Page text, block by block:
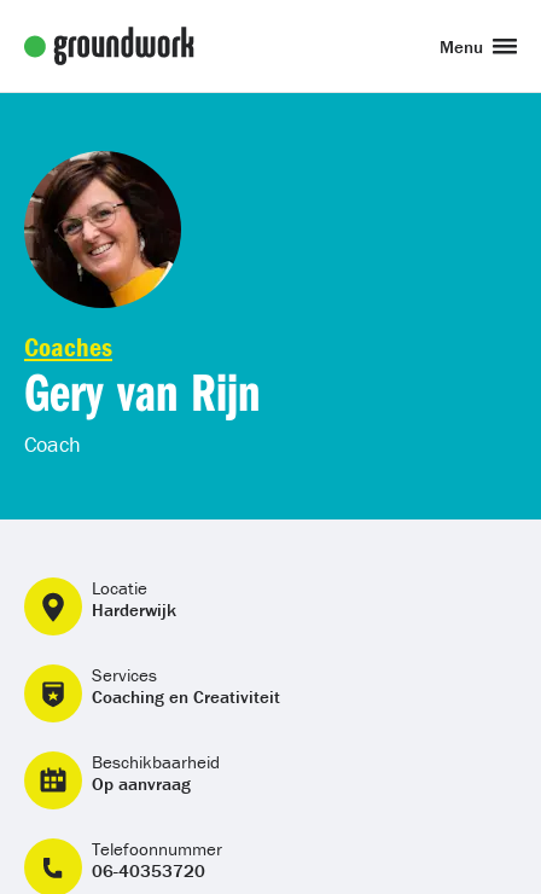
Menu
Coaches
Gery van Rijn
Coach
Locatie
Harderwijk
Services
Coaching en Creativiteit
Beschikbaarheid
Op aanvraag
Telefoonnummer
06-40353720